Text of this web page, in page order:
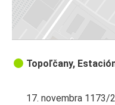
Topoľčany,
17. novembra 1173/